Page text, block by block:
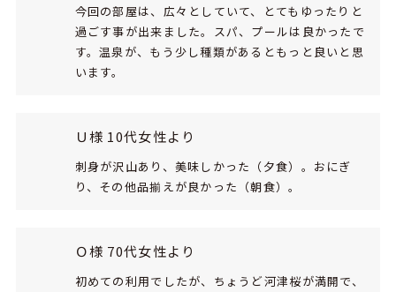
今回の部屋は、広々としていて、とてもゆったりと
過ごす事が出来ました。スパ、プールは良かったで
す。温泉が、もう少し種類があるともっと良いと思
います。
Ｕ様 10代女性より
刺身が沢山あり、美味しかった（夕食）。おにぎ
り、その他品揃えが良かった（朝食）。
Ｏ様 70代女性より
初めての利用でしたが、ちょうど河津桜が満開で、